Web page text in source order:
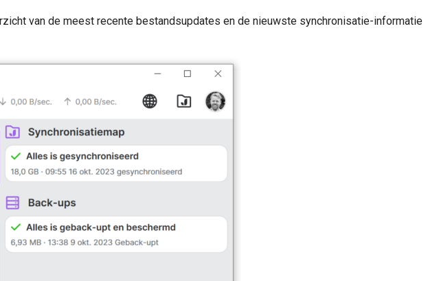
van de meest recente bestandsupdates en de nieuwste synchronisatie-informatie